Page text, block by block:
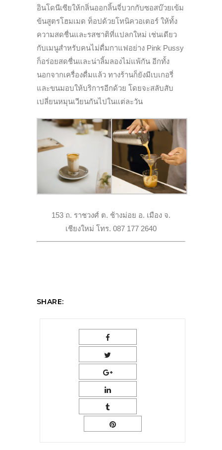
อินโดนีเซียให้กลิ่นออกลิ้นจี่บวกกับซอสบ๊วยเข้ม
ข้นสูตรโฮมเมด ท็อปด้วยโทนิควอเตอร์ ให้ทั้ง
ความสดชื่นและรสชาติที่แปลกใหม่ เช่นเดียว
กับเมนูสำหรับคนไม่ดื่มกาแฟอย่าง Pink Pussy
ก็อร่อยสดชื่นและน่าลิ้มลองไม่แพ้กัน อีกทั้ง
นอกจากเครื่องดื่มแล้ว ทางร้านก็ยังมีเบเกอรี่
และขนมอบให้บริการอีกด้วย โดยจะสลับสับ
เปลี่ยนหมุนเวียนกันไปในแต่ละวัน
153 ถ. ราชวงศ์ ต. ช้างม่อย อ. เมือง จ.
เชียงใหม่ โทร. 087 177 2640
SHARE: